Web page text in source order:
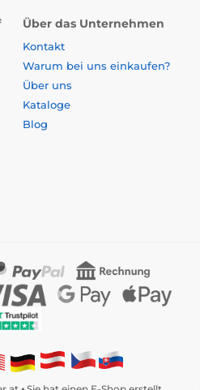
Über das Unternehmen
Kontakt
Warum bei uns einkaufen?
Über uns
Kataloge
Blog